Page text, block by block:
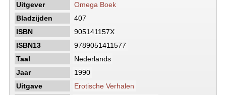
Uitgever
Omega Boek
Bladzijden
407
ISBN
905141157X
ISBN13
9789051411577
Taal
Nederlands
Jaar
1990
Uitgave
Erotische Verhalen